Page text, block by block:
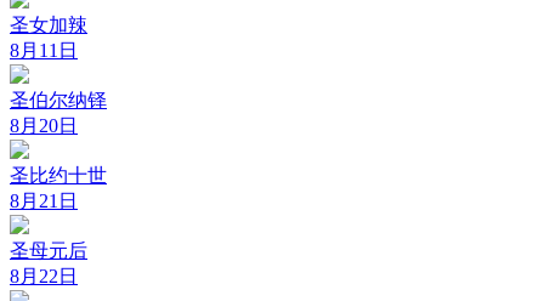
圣女加辣
8月11日
圣伯尔纳铎
8月20日
圣比约十世
8月21日
圣母元后
8月22日